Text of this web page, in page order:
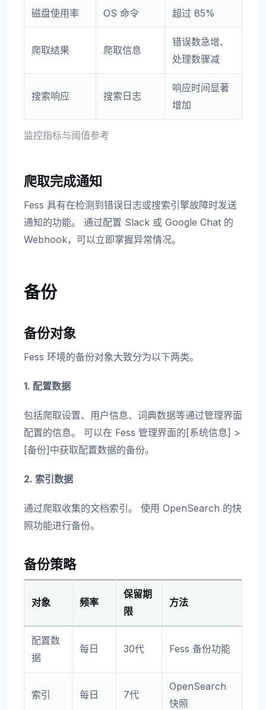
监控指标与阈值参考
磁盘使用率 OS 命令 超过 85%
爬取结果 爬取信息
错误数急增、
处理数骤减
搜索响应 搜索日志
响应时间显著
增加
爬取完成通知
Fess 具有在检测到错误日志或搜索引擎故障时发送
通知的功能。 通过配置 Slack 或 Google Chat 的
Webhook，可以立即掌握异常情况。
备份
备份对象
Fess 环境的备份对象大致分为以下两类。
1. 配置数据
包括爬取设置、用户信息、词典数据等通过管理界面
配置的信息。 可以在 Fess 管理界面的[系统信息] >
[备份]中获取配置数据的备份。
2. 索引数据
通过爬取收集的文档索引。 使用 OpenSearch 的快
照功能进行备份。
备份策略
对象 频率
保留期
限
方法
配置数
据
每日 30代 Fess 备份功能
索引 每日 7代
OpenSearch
快照